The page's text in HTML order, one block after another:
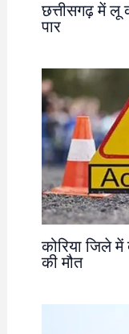
छत्तीसगढ़ में लू
पार
कोरिया जिले
की मौत